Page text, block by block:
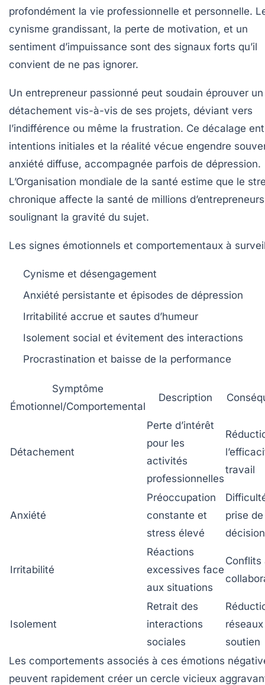
profondément la vie professionnelle et personnelle.
cynisme grandissant, la perte de motivation, et un
sentiment d’impuissance sont des signaux forts qu’il
convient de ne pas ignorer.
Un entrepreneur passionné peut soudain éprouver un
détachement vis-à-vis de ses projets, déviant vers
l’indifférence ou même la frustration. Ce décalage
intentions initiales et la réalité vécue engendre
anxiété diffuse, accompagnée parfois de dépression.
L’Organisation mondiale de la santé estime que le
chronique affecte la santé de millions
soulignant la gravité du sujet.
Les signes émotionnels et comportementaux à
Cynisme et désengagement
Anxiété persistante et épisodes de dépression
Irritabilité accrue et sautes d’humeur
Isolement social et évitement des interactions
Procrastination et baisse de la performance
Symptôme
Émotionnel/Comportemental
Description
Détachement
Perte d’intérêt
pour les
activités
professionnelles
travail
Anxiété
Préoccupation
constante et
stress élevé
prise de
décision
Irritabilité
Réactions
excessives face
aux situations
Conflits
Isolement
Retrait des
interactions
sociales
soutien
Les comportements associés à ces émotions
peuvent rapidement créer un cercle vicieux